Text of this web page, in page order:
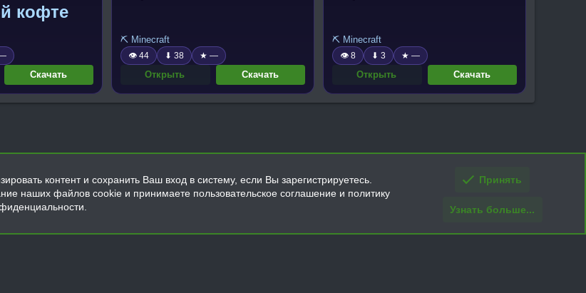
кофте
Скачать
⛏️ Minecraft
👁 44 ⬇ 38 ★ —
Открыть Скачать
⛏️ Minecraft
👁 8 ⬇ 3 ★ —
Открыть Скачать
Главная
R
S
контент и сохранить Ваш вход в систему, если Вы зарегистрируетесь.
наших файлов cookie и принимаете пользовательское соглашение и политику
Принять
Узнать больше...